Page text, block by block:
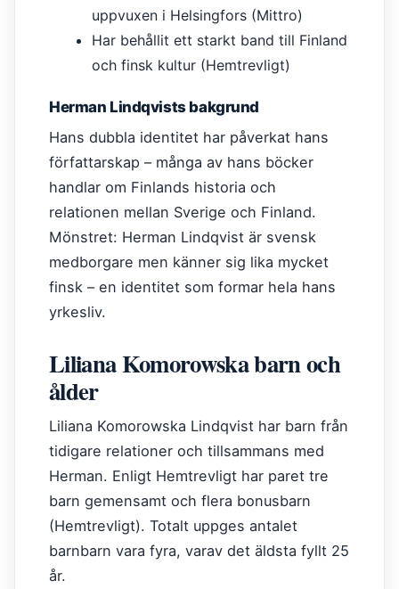
uppvuxen i Helsingfors (Mittro)
Har behållit ett starkt band till Finland
och finsk kultur (Hemtrevligt)
Herman Lindqvists bakgrund
Hans dubbla identitet har påverkat hans
författarskap – många av hans böcker
handlar om Finlands historia och
relationen mellan Sverige och Finland.
Mönstret: Herman Lindqvist är svensk
medborgare men känner sig lika mycket
finsk – en identitet som formar hela hans
yrkesliv.
Liliana Komorowska barn och
ålder
Liliana Komorowska Lindqvist har barn från
tidigare relationer och tillsammans med
Herman. Enligt Hemtrevligt har paret tre
barn gemensamt och flera bonusbarn
(Hemtrevligt). Totalt uppges antalet
barnbarn vara fyra, varav det äldsta fyllt 25
år.